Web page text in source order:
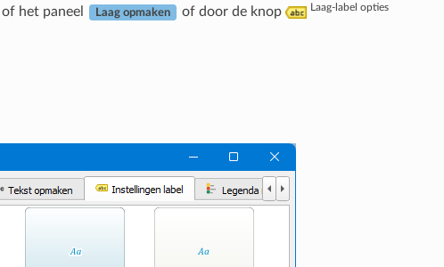
of het paneel Laag opmaken of door de knop Laag-label opties